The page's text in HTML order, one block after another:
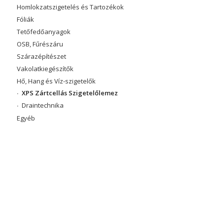
Homlokzatszigetelés és Tartozékok
Fóliák
Tetőfedőanyagok
OSB, Fűrészáru
Szárazépítészet
Vakolatkiegészítők
Hő, Hang és Víz-szigetelők
XPS Zártcellás Szigetelőlemez
Draintechnika
Egyéb